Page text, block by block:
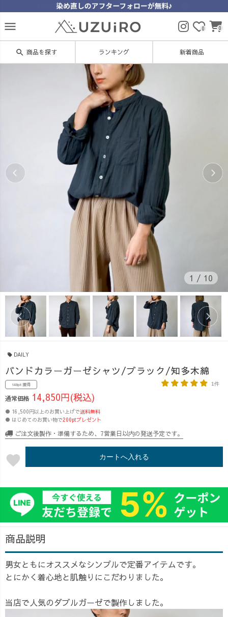
menu 0 0
search 商品を探す ランキング 新着商品
1 / 10
DAILY
バンドカラーガーゼシャツ/ブラック/知多木綿
148pt 獲得 1件
通常価格 14,850円(税込)
● 16,500円以上のお買い上げで送料無料
● はじめてのお買い物で200ptプレゼント
ご注文後製作・準備するため、7営業日以内の発送予定です。
favorite カートへ入れる
商品説明
男女ともにオススメなシンプルで定番アイテムです。
とにかく着心地と肌触りにこだわりました。
当店で人気のダブルガーゼで製作しました。